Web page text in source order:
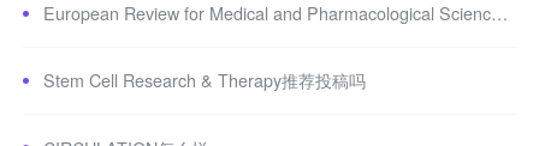
European Review for Medical and Pharmacological Sciences推荐投稿吗
Stem Cell Research & Therapy推荐投稿吗